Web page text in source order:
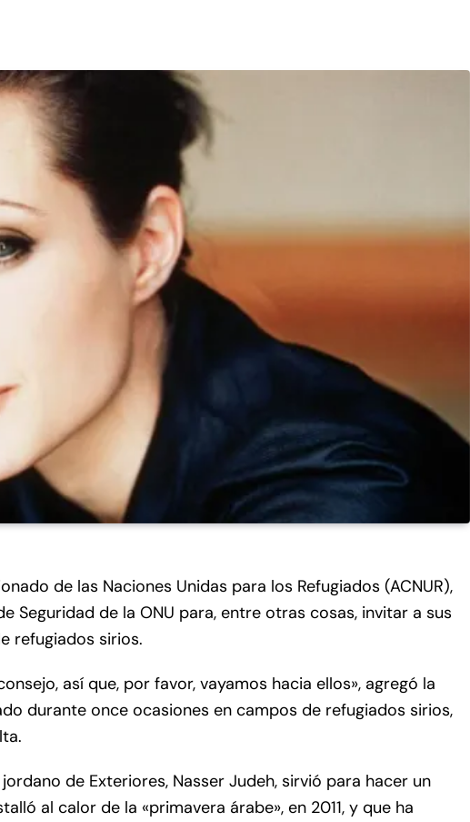
de las Naciones Unidas para los Refugiados (ACNUR),
Seguridad de la ONU para, entre otras cosas, invitar a sus
refugiados sirios.
así que, por favor, vayamos hacia ellos», agregó la
durante once ocasiones en campos de refugiados sirios,
de Exteriores, Nasser Judeh, sirvió para hacer un
al calor de la «primavera árabe», en 2011, y que ha